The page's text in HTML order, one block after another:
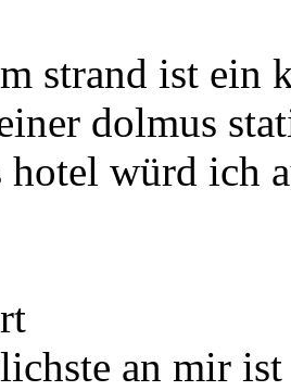
strand ist ein
dolmus
hotel würd ich
an mir